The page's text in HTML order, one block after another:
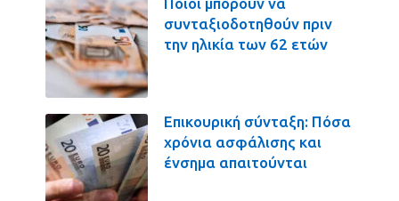
συνταξιοδοτηθούν πριν
την ηλικία των 62 ετών
Επικουρική σύνταξη: Πόσα
χρόνια ασφάλισης και
ένσημα απαιτούνται